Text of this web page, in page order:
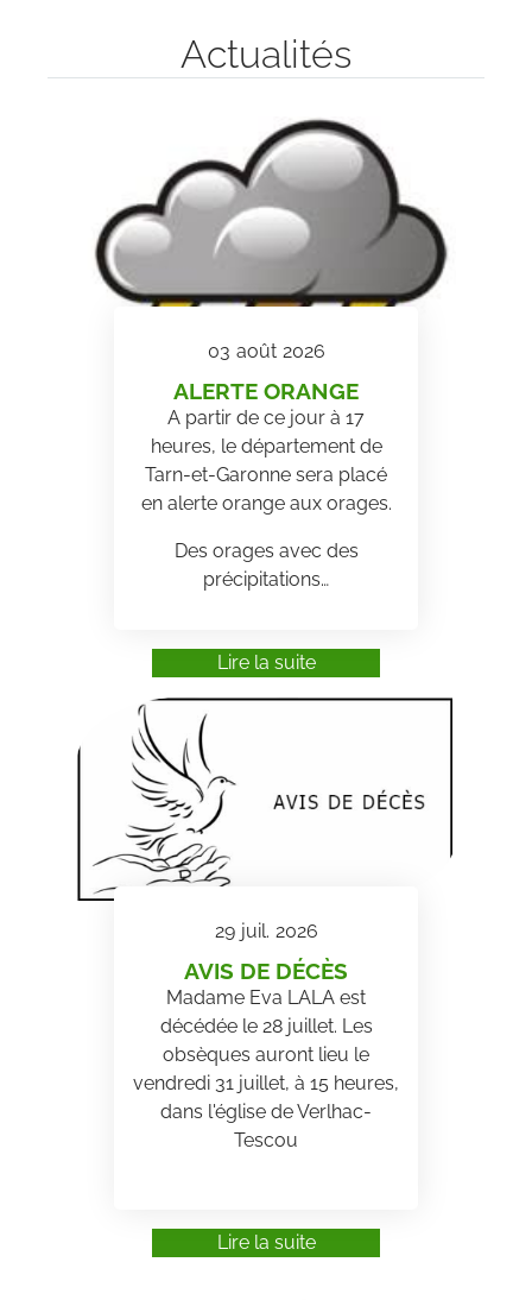
Actualités
03 août 2026
ALERTE ORANGE
A partir de ce jour à 17
heures, le département de
Tarn-et-Garonne sera placé
en alerte orange aux orages.
Des orages avec des
précipitations…
Lire la suite
29 juil. 2026
AVIS DE DÉCÈS
Madame Eva LALA est
décédée le 28 juillet. Les
obsèques auront lieu le
vendredi 31 juillet, à 15 heures,
dans l'église de Verlhac-
Tescou
Lire la suite